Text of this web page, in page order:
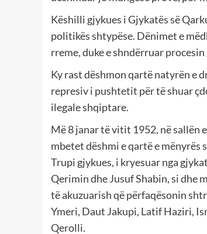
Këshilli gjykues i Gjykatës së
politikës shtypëse. Dënimet e
rreme, duke e shndërruar
Ky rast dëshmon qartë natyrën e
represiv i pushtetit për të shuar
ilegale shqiptare.
Më 8 janar të vitit 1952, në sallën
mbetet dëshmi e qartë e mënyrës
Trupi gjykues, i kryesuar nga
Qerimin dhe Jusuf Shabin, si dhe
të akuzuarish që përfaqësonin
Ymeri, Daut Jakupi, Latif Haziri,
Qerolli.